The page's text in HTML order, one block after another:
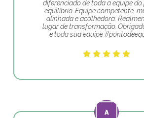
diferenciado de toda a equipe do
equilíbrio. Equipe competente,
alinhada e acolhedora.
lugar de transformação.
e toda sua equipe